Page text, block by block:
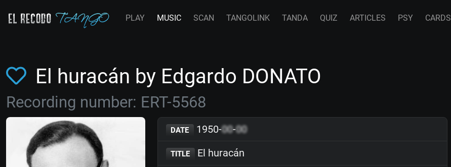
PLAY MUSIC SCAN TANGOLINK TANDA QUIZ ARTICLES PSY CARDS
El huracán by Edgardo DONATO
Recording number: ERT-5568
DATE 1950-00-00
TITLE El huracán